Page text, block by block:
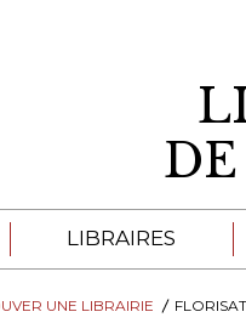
LILA
LIBRAIRES
LIBRAIRES DE LA
UNE LIBRAIRIE FLORISATUS